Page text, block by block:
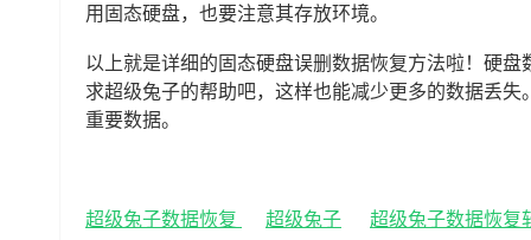
用固态硬盘，也要注意其存放环境。
以上就是详细的固态硬盘误删数据恢复方法啦！硬
求超级兔子的帮助吧，这样也能减少更多的数据丢
重要数据。
超级兔子数据恢复 超级兔子 超级兔子数据恢复